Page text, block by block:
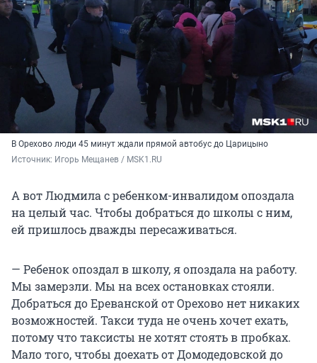
В Орехово люди 45 минут ждали прямой автобус до Царицыно
Источник: Игорь Мещанев / MSK1.RU
А вот Людмила с ребенком-инвалидом опоздала
на целый час. Чтобы добраться до школы с ним,
ей пришлось дважды пересаживаться.
— Ребенок опоздал в школу, я опоздала на работу.
Мы замерзли. Мы на всех остановках стояли.
Добраться до Ереванской от Орехово нет никаких
возможностей. Такси туда не очень хочет ехать,
потому что таксисты не хотят стоять в пробках.
Мало того, чтобы доехать от Домодедовской до